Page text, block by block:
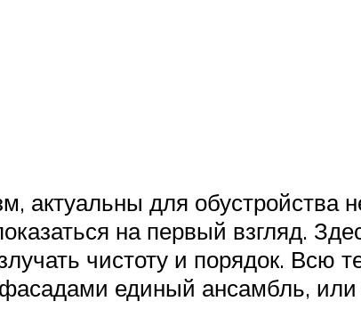
актуальны для обустройства
на первый взгляд.
чистоту и порядок. Всю
единый ансамбль,